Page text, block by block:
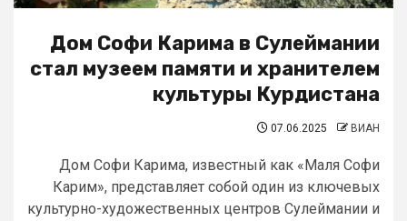
Дом Софи Карима в Сулеймании
стал музеем памяти и хранителем
культуры Курдистана
07.06.2025 ВИАН
Дом Софи Карима, известный как «Маля Софи
Карим», представляет собой один из ключевых
культурно-художественных центров Сулеймании и